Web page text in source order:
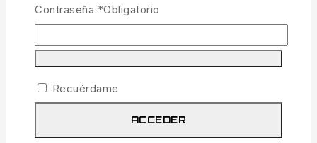
Anzuelo Serie Z Milo Size 16
Contraseña *Obligatorio
Recuérdame
ACCEDER